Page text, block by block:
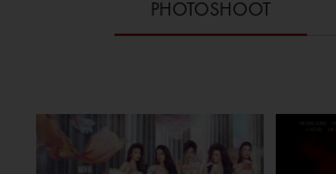
PHOTOSHOOT